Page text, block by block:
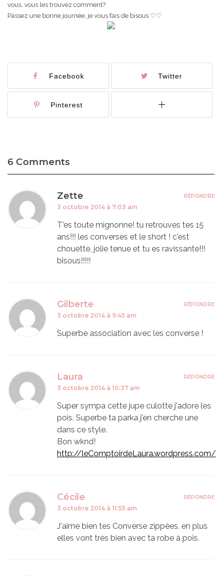
vous, vous les trouvez comment?
Passez une bonne journée, je vous fais de bisous ♡♡
Facebook Twitter
Pinterest
6 Comments
Zette
3 octobre 2014 à 7:03 am
T'es toute mignonne! tu retrouves tes 15
ans!!! les converses et le short ! c'est
chouette, jolie tenue et tu es ravissante!!!
bisous!!!!!
RÉPONDRE
Gilberte
3 octobre 2014 à 9:45 am
Superbe association avec les converse !
RÉPONDRE
Laura
3 octobre 2014 à 10:37 am
Super sympa cette jupe culotte j'adore les
pois. Superbe ta parka j'en cherche une
dans ce style.
Bon wknd!
http://leComptoirdeLaura.wordpress.com/
RÉPONDRE
Cécile
3 octobre 2014 à 11:55 am
J'aime bien tes Converse zippées. en plus
elles vont très bien avec ta robe à pois.
RÉPONDRE